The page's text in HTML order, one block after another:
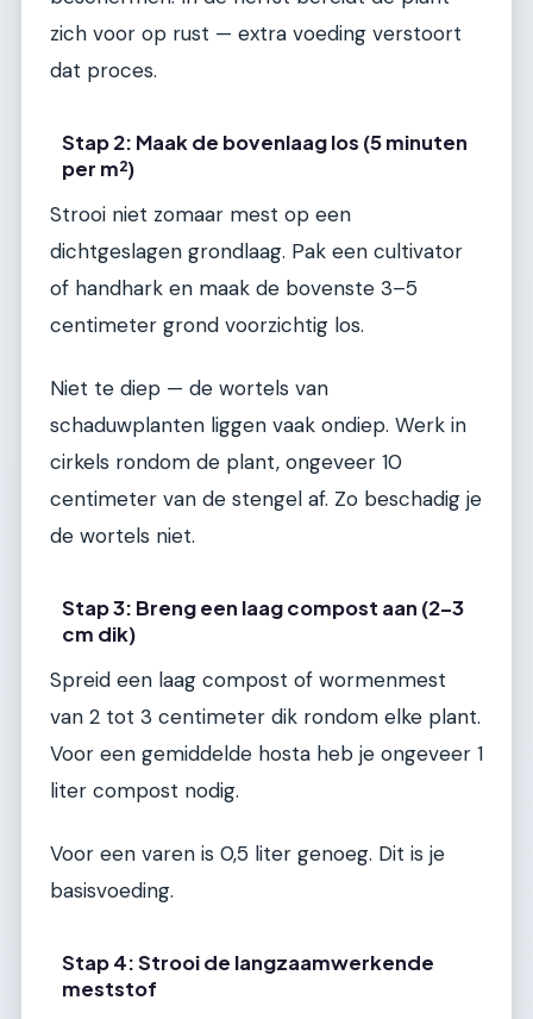
zich voor op rust — extra voeding verstoort
dat proces.
Stap 2: Maak de bovenlaag los (5 minuten
per m²)
Strooi niet zomaar mest op een
dichtgeslagen grondlaag. Pak een cultivator
of handhark en maak de bovenste 3–5
centimeter grond voorzichtig los.
Niet te diep — de wortels van
schaduwplanten liggen vaak ondiep. Werk in
cirkels rondom de plant, ongeveer 10
centimeter van de stengel af. Zo beschadig je
de wortels niet.
Stap 3: Breng een laag compost aan (2–3
cm dik)
Spreid een laag compost of wormenmest
van 2 tot 3 centimeter dik rondom elke plant.
Voor een gemiddelde hosta heb je ongeveer 1
liter compost nodig.
Voor een varen is 0,5 liter genoeg. Dit is je
basisvoeding.
Stap 4: Strooi de langzaamwerkende
meststof